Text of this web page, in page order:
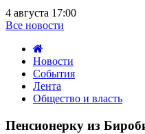
4 августа 17:00
Все новости
Новости
События
Лента
Общество и власть
из
Пенсионерку из